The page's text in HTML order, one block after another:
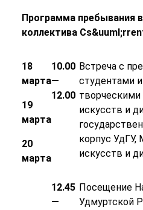
Программа пребывания
коллектива
18
марта
19
марта
20
марта
10.00
—
12.00
Встреча с
студентами
творческими
искусств и
корпус УдГУ,
искусств и
12.45
—
Посещение
Удмуртской